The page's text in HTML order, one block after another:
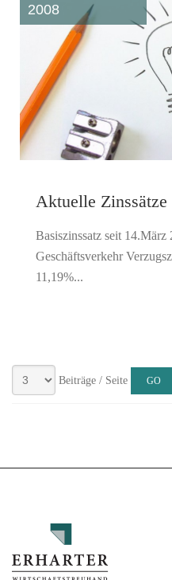
2008
Aktuelle Zinssätze
Basiszinssatz seit 14.März
Geschäftsverkehr
11,19%...
Beiträge / Seite